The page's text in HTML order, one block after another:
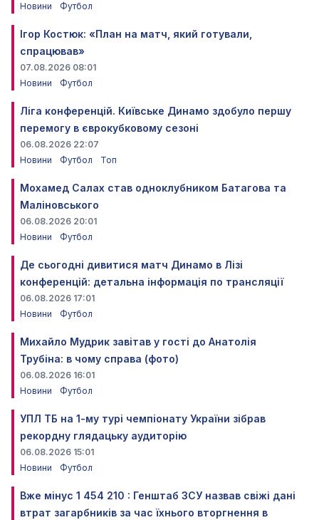
Новини
Футбол
Ігор Костюк: «План на матч, який готували,
спрацював»
07.08.2026 08:01
Новини
Футбол
Ліга конференцій. Київське Динамо здобуло першу
перемогу в єврокубковому сезоні
06.08.2026 22:07
Новини
Футбол Топ
Мохамед Салах став одноклубником Батагова та
Маліновського
06.08.2026 20:01
Новини
Футбол
Де сьогодні дивитися матч Динамо в Лізі
конференцій: детальна інформація по трансляції
06.08.2026 17:01
Новини
Футбол
Михайло Мудрик завітав у гості до Анатолія
Трубіна: в чому справа (фото)
06.08.2026 16:01
Новини
Футбол
УПЛ ТБ на 1-му турі чемпіонату України зібрав
рекордну глядацьку аудиторію
06.08.2026 15:01
Новини
Футбол
Вже мінус 1 454 210 : Генштаб ЗСУ назвав свіжі дані
втрат загарбників за час їхнього вторгнення в